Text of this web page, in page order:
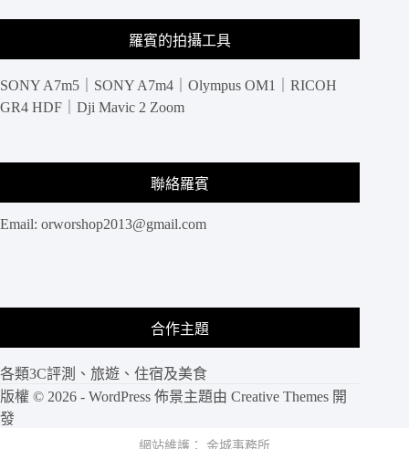
羅賓的拍攝工具
SONY A7m5｜SONY A7m4｜Olympus OM1｜RICOH
GR4 HDF｜Dji Mavic 2 Zoom
聯絡羅賓
Email: orworshop2013@gmail.com
合作主題
各類3C評測、旅遊、住宿及美食
版權 © 2026 - WordPress 佈景主題由 Creative Themes 開
發
網站維護： 金城事務所